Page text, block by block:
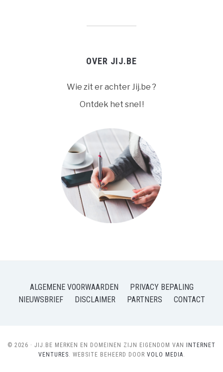
OVER JIJ.BE
Wie zit er achter Jij.be ?
Ontdek het snel !
ALGEMENE VOORWAARDEN
PRIVACY BEPALING
NIEUWSBRIEF
DISCLAIMER PARTNERS CONTACT
© 2026 · JIJ.BE MERKEN EN DOMEINEN ZIJN EIGENDOM VAN INTERNET
VENTURES . WEBSITE BEHEERD DOOR VOLO MEDIA